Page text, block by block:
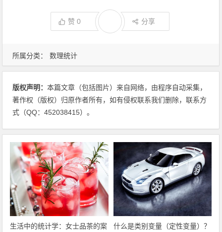
赞0 分享
所属分类： 数理统计
版权声明：本篇文章（包括图片）来自网络，由程序自动采集，
著作权（版权）归原作者所有，如有侵权联系我们删除，联系方
式（QQ：452038415）。
生活中的统计学：女士品茶的案
什么是类别变量（定性变量）？